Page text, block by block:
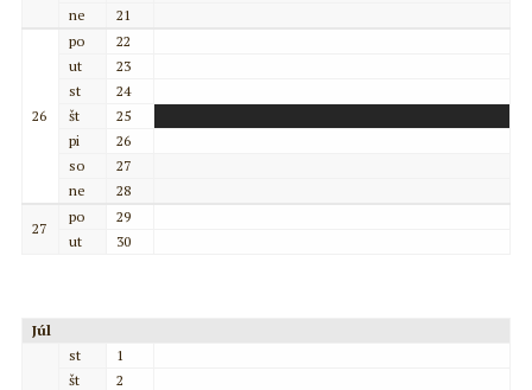
ne
21
26
po
22
ut
23
st
24
št
25
pi
26
so
27
ne
28
27
po
29
ut
30
Júl
st
1
št
2